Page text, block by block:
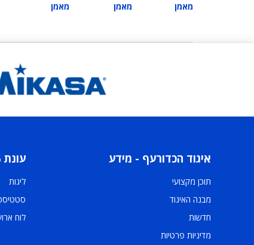
מאמן מאמן מאמן
איגוד הכדורעף - מידע
תוכן מקצועי
מבנה האיגוד
חדשות
מדיניות פרטיות
עונת 2025-26
ליגות
לוח